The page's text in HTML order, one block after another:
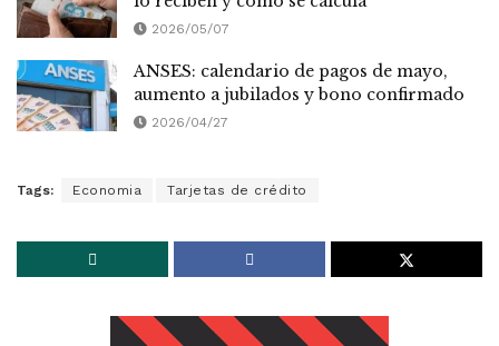
2026/05/07
ANSES: calendario de pagos de mayo,
aumento a jubilados y bono confirmado
2026/04/27
Tags: Economia Tarjetas de crédito